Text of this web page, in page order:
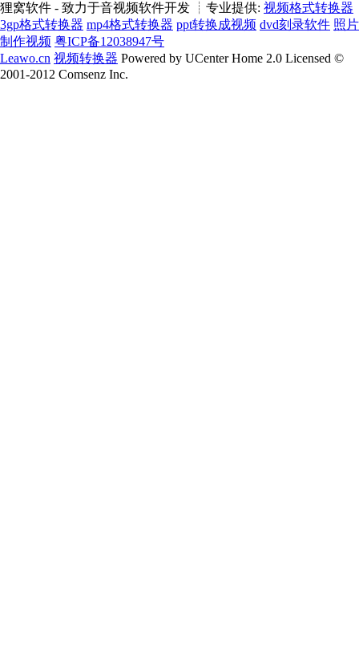
狸窝软件 - 致力于音视频软件开发 ┊专业提供: 视频格式转换器
3gp格式转换器 mp4格式转换器 ppt转换成视频 dvd刻录软件 照片
制作视频 粤ICP备12038947号
Leawo.cn 视频转换器 Powered by UCenter Home 2.0 Licensed ©
2001-2012 Comsenz Inc.